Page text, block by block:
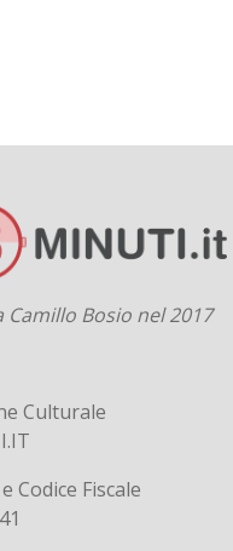
Camillo Bosio nel 2017
Culturale
Codice Fiscale